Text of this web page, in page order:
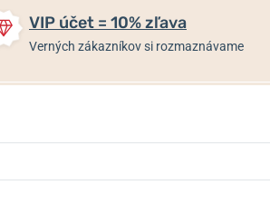
VIP účet = 10% zľava
Verných zákazníkov si rozmaznávame